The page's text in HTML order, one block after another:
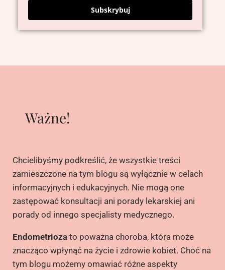
Subskrybuj
Ważne!
Chcielibyśmy podkreślić, że wszystkie treści
zamieszczone na tym blogu są wyłącznie w celach
informacyjnych i edukacyjnych. Nie mogą one
zastępować konsultacji ani porady lekarskiej ani
porady od innego specjalisty medycznego.
Endometrioza to poważna choroba, która może
znacząco wpłynąć na życie i zdrowie kobiet. Choć na
tym blogu możemy omawiać różne aspekty